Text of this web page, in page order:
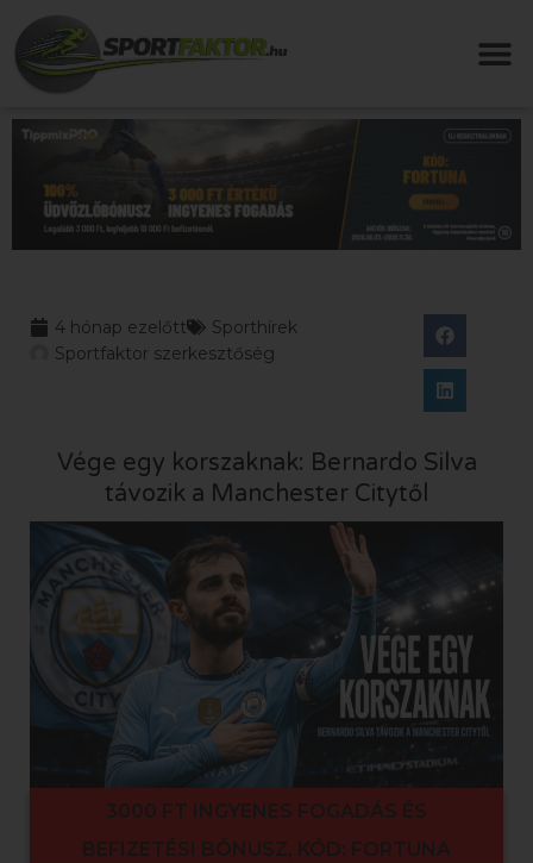
4 hónap ezelőtt
Sporthírek
Sportfaktor szerkesztőség
3000 FT INGYENES FOGADÁS ÉS
BEFIZETÉSI BÓNUSZ, KÓD: FORTUNA
Vége egy korszaknak: Bernardo Silva
távozik a Manchester Citytől